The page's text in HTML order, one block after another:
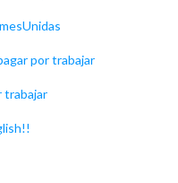
por trabajar
trabajar